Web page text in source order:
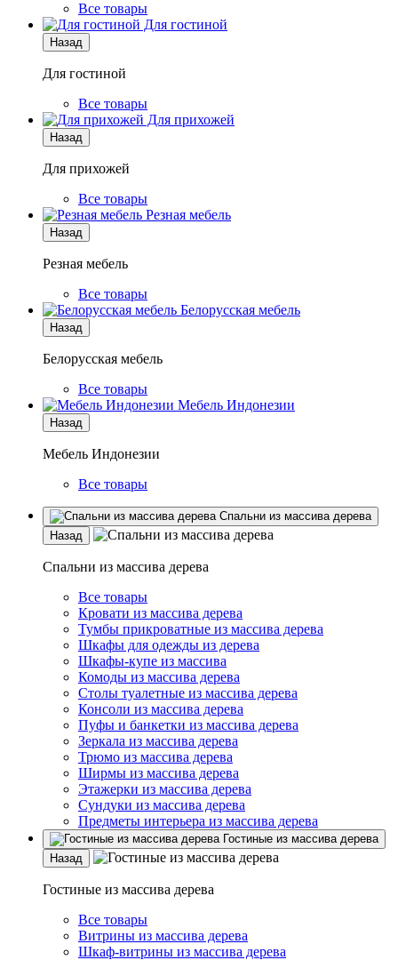
Все товары
Для гостиной
Назад
Для гостиной
Все товары
Для прихожей
Назад
Для прихожей
Все товары
Резная мебель
Назад
Резная мебель
Все товары
Белорусская мебель
Назад
Белорусская мебель
Все товары
Мебель Индонезии
Назад
Мебель Индонезии
Все товары
Спальни из массива дерева
Назад
Спальни из массива дерева
Все товары
Кровати из массива дерева
Тумбы прикроватные из массива дерева
Шкафы для одежды из дерева
Шкафы-купе из массива
Комоды из массива дерева
Столы туалетные из массива дерева
Консоли из массива дерева
Пуфы и банкетки из массива дерева
Зеркала из массива дерева
Трюмо из массива дерева
Ширмы из массива дерева
Этажерки из массива дерева
Сундуки из массива дерева
Предметы интерьера из массива дерева
Гостиные из массива дерева
Назад
Гостиные из массива дерева
Все товары
Витрины из массива дерева
Шкаф-витрины из массива дерева